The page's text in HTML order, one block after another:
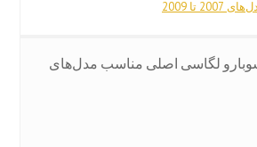
لگاسی اصلی مناسب مدل‌های